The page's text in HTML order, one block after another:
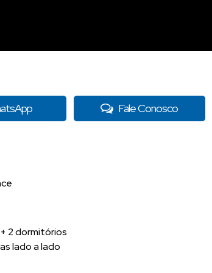
Fale Conosco
2 dormitórios
lado a lado